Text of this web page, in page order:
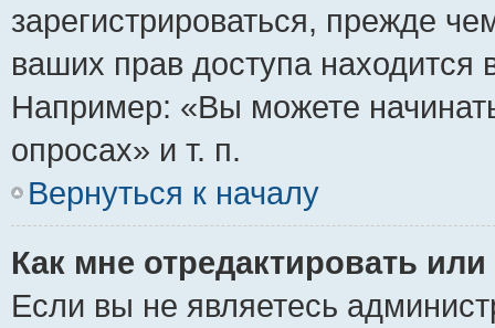
зарегистрироваться, прежде
ваших прав доступа
Например: «Вы можете
опросах» и т. п.
Вернуться к началу
Как мне отредактировать
Если вы не являетесь